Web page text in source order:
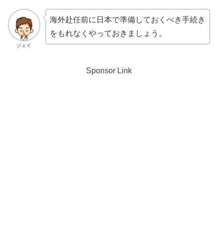
ジェイ
海外赴任前に日本で準備しておくべき手続き
をもれなくやっておきましょう。
Sponsor Link